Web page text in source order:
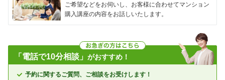
ご希望などをお伺いし、お客様に合わせてマンション
購入講座の内容をお話しいたします。
「電話で10分相談」 がおすすめ！
予約に関するご質問、ご相談をお受けします！